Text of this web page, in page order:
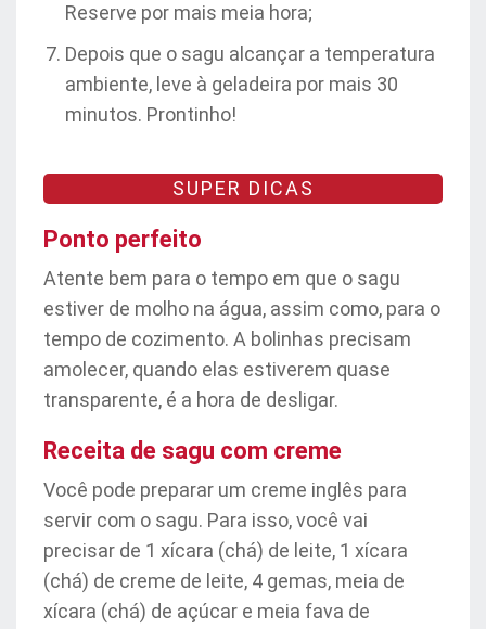
Reserve por mais meia hora;
Depois que o sagu alcançar a temperatura
ambiente, leve à geladeira por mais 30
minutos. Prontinho!
SUPER DICAS
Ponto perfeito
Atente bem para o tempo em que o sagu
estiver de molho na água, assim como, para o
tempo de cozimento. A bolinhas precisam
amolecer, quando elas estiverem quase
transparente, é a hora de desligar.
Receita de sagu com creme
Você pode preparar um creme inglês para
servir com o sagu. Para isso, você vai
precisar de 1 xícara (chá) de leite, 1 xícara
(chá) de creme de leite, 4 gemas, meia de
xícara (chá) de açúcar e meia fava de